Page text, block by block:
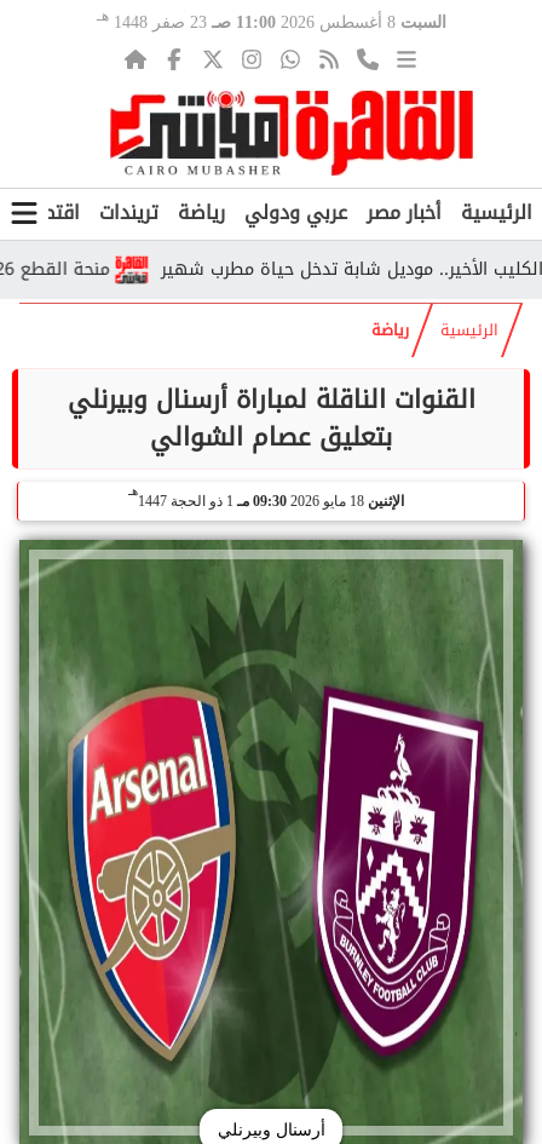
السبت 8 أغسطس 2026 11:00 صـ 23 صفر 1448 هـ
الرئيسية أخبار مصر عربي ودولي رياضة تريندات اقتصاد
منحة القطع 2026.. من يستحقها وكم تبلغ قيمتها وفق التأمينات؟ موديل شابة تدخل حياة مطرب شهير
الرئيسية رياضة
القنوات الناقلة لمباراة أرسنال وبيرنلي
بتعليق عصام الشوالي
الإثنين 09:30 مـ 1 ذو الحجة 1447
هـ
أرسنال وبيرنلي